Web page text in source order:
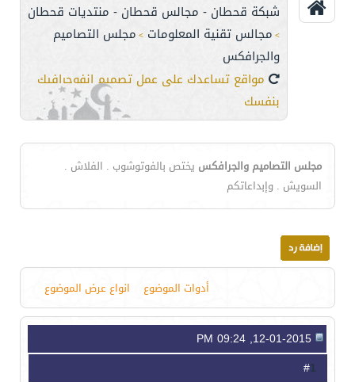
شبكة قحطان - مجالس قحطان - منتديات قحطان
> مجالس تقنية المعلومات > مجلس التصاميم
والجرافكس
مواقع تساعدك على عمل تصميم إنفوجرافيك
بنفسك
مجلس التصاميم والجرافكس يختص بالفوتوشوب . الفلاش .
السويش . وإبداعاتكم
أدوات الموضوع انواع عرض الموضوع
1